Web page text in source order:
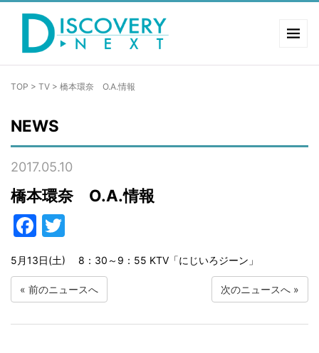
TOP > TV > 橋本環奈 O.A.情報
NEWS
2017.05.10
橋本環奈 O.A.情報
Facebook
5月13日(土) 8：30～9：55 KTV「にじいろジーン」
« 前のニュースへ 次のニュースへ »